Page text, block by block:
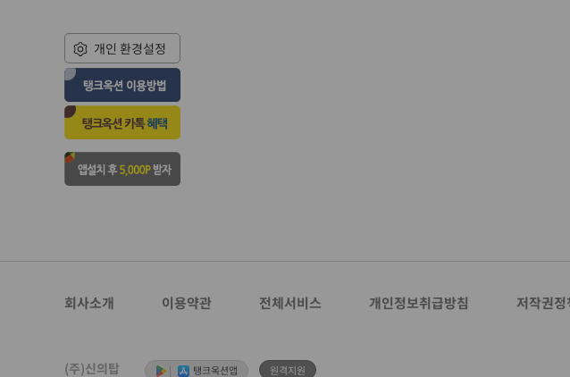
개인 환경설정
회사소개 이용약관 전체서비스 개인정보취급방침 저작권정
(주)신의탑 | 탱크옥션앱 원격지원